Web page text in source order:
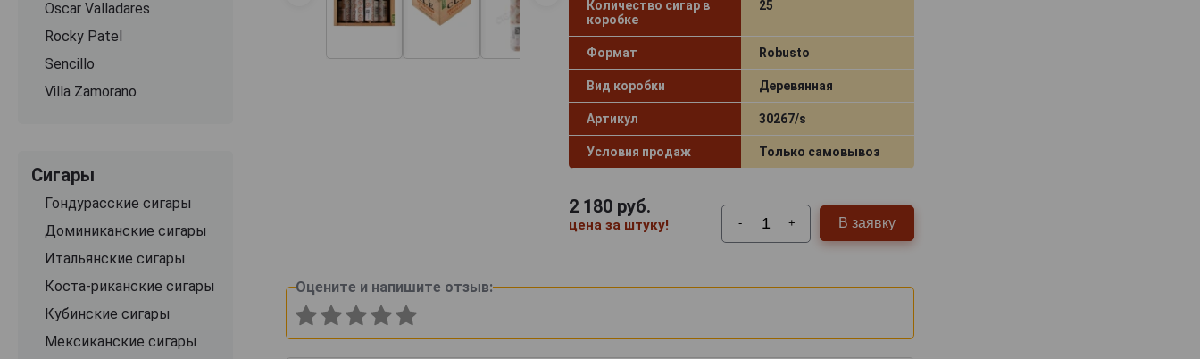
Oscar Valladares
Rocky Patel
Sencillo
Villa Zamorano
Сигары
Гондурасские сигары
Доминиканские сигары
Итальянские сигары
Коста-риканские сигары
Кубинские сигары
Мексиканские сигары
Количество сигар в
коробке
25
Формат Robusto
Вид коробки Деревянная
Артикул 30267/s
Условия продаж Только самовывоз
2 180руб.
цена за штуку! - + В заявку
Оцените и напишите отзыв: